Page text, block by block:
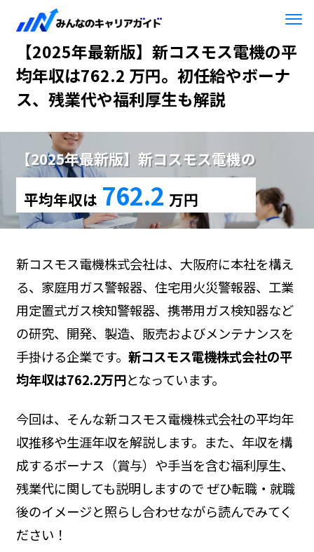
HOME 【2025年最新版】新コスモス電機
【2025年最新版】新コスモス電機の平
均年収は762.2 万円。初任給やボーナ
ス、残業代や福利厚生も解説
【2025年最新版】新コスモス電機の
平均年収は 762.2 万円
新コスモス電機株式会社は、大阪府に本社を構え
る、家庭用ガス警報器、住宅用火災警報器、工業
用定置式ガス検知警報器、携帯用ガス検知器など
の研究、開発、製造、販売およびメンテナンスを
手掛ける企業です。 新コスモス電機株式会社の平
均年収は762.2万円となっています。
今回は、そんな新コスモス電機株式会社の平均年
収推移や生涯年収を解説します。また、年収を構
成するボーナス（賞与）や手当を含む福利厚生、
残業代に関しても説明しますので ぜひ転職・就職
後のイメージと照らし合わせながら読んでみてく
ださい！